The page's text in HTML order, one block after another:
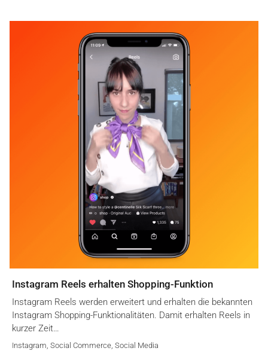
Instagram Reels erhalten Shopping-Funktion
Instagram Reels werden erweitert und erhalten die bekannten
Instagram Shopping-Funktionalitäten. Damit erhalten Reels in
kurzer Zeit…
Instagram, Social Commerce, Social Media